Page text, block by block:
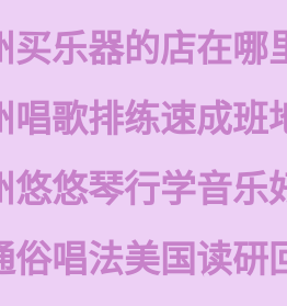
买乐器的店在哪
唱歌排练速成班
悠悠琴行学音乐
俗唱法美国读研